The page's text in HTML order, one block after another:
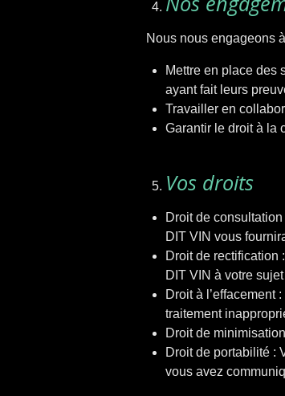
Nous nous engageons
Mettre en place des
ayant fait leurs
Travailler en
Garantir le droit à la
Vos droits
Droit de
DIT VIN vous
Droit de rectification
DIT VIN à votre
Droit à l’effacement
traitement
Droit de
Droit de portabilité :
vous avez